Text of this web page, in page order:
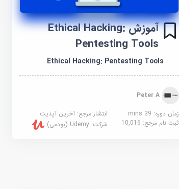
آموزش Ethical Hacking:
Pentesting Tools
Ethical Hacking: Pentesting Tools
زمان دوره: 39 mins
انتشار مرجع:آخرین آپدیت
ثبت نام مرجع: 10,016 شرکت:Udemy (یودمی)